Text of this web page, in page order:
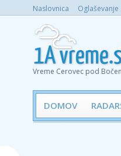
Naslovnica Oglaševanje
Vreme Cerovec pod
DOMOV